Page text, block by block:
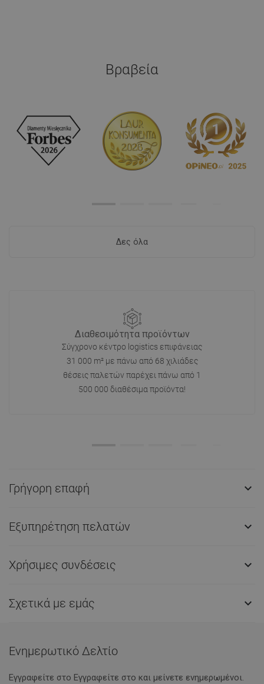
Βραβεία
Δες όλα
Διαθεσιμότητα προϊόντων
Σύγχρονο κέντρο logistics επιφάνειας
31 000 m² με πάνω από 68 χιλιάδες
θέσεις παλετών παρέχει πάνω από 1
500 000 διαθέσιμα προϊόντα!
Γρήγορη επαφή 
Εξυπηρέτηση πελατών 
Χρήσιμες συνδέσεις 
Σχετικά με εμάς 
Ενημερωτικό Δελτίο
Εγγραφείτε στο Eγγραφείτε στο και μείνετε ενημερωμένοι.